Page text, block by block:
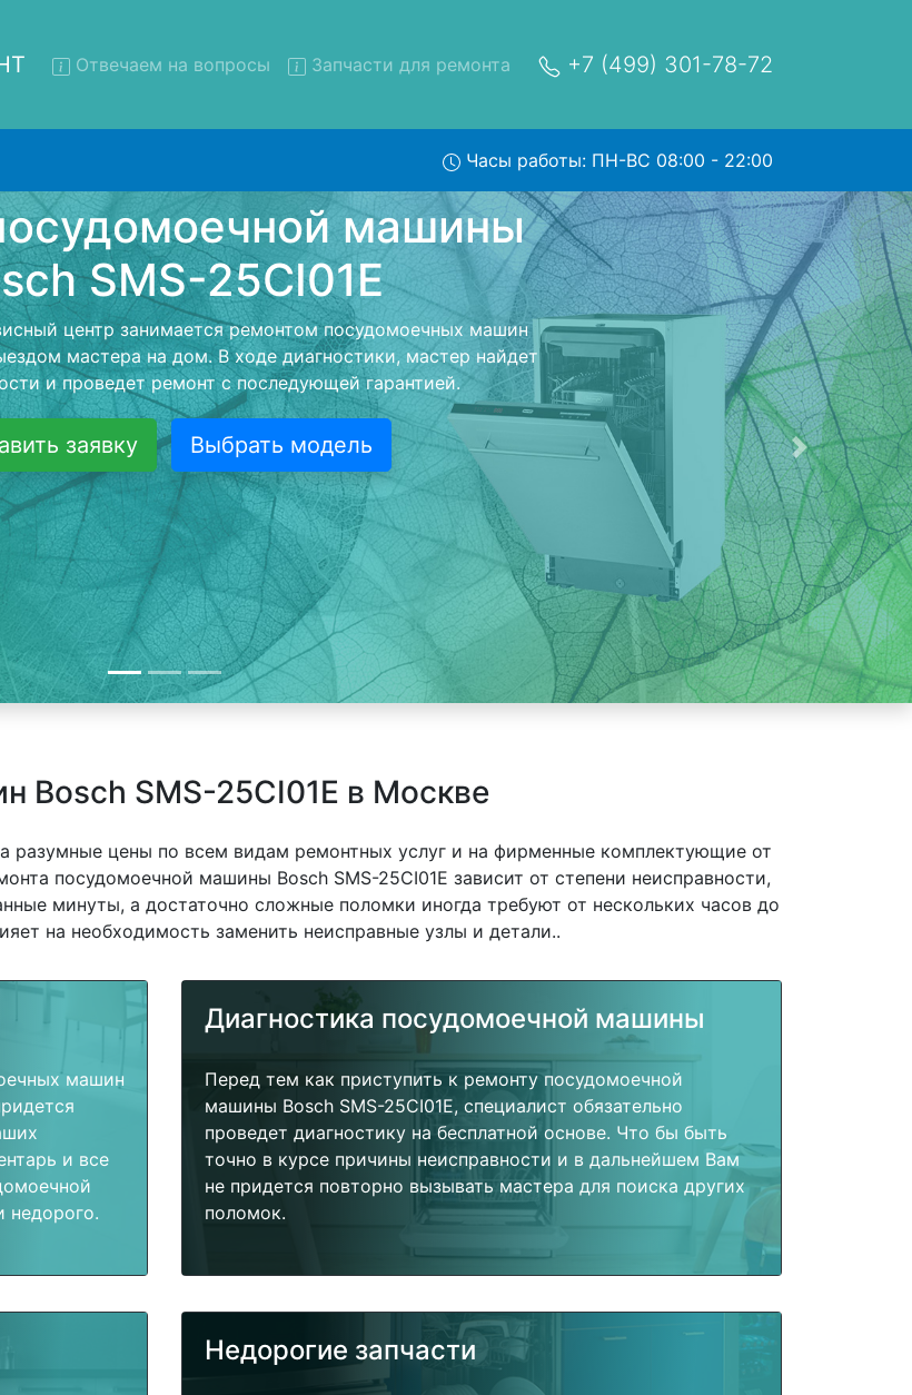
Отвечаем на вопросы Запчасти для ремонта +7 (499) 301-78-72
Часы работы: ПН-ВС 08:00 - 22:00
машин Bosch
с вывозом в сервис
Bosch SMS-25CI01E с вывозом в сервисный центр и
нашей бесплатной услуги, специалист заберет Вашу
дальнейшего более детального ремонта. Оговоренная
неизменно при возвращении видеотехники обратно.
заявку Выбрать модель
Следующая
Bosch SMS-25CI01E в Москве
разумные цены по всем видам ремонтных услуг и на фирменные комплектующие от
посудомоечной машины Bosch SMS-25CI01E зависит от степени неисправности,
минуты, а достаточно сложные поломки иногда требуют от нескольких часов до
на необходимость заменить неисправные узлы и детали..
машин
и все
недорого.
Диагностика посудомоечной машины
Перед тем как приступить к ремонту посудомоечной
машины Bosch SMS-25CI01E, специалист обязательно
проведет диагностику на бесплатной основе. Что бы быть
точно в курсе причины неисправности и в дальнейшем Вам
не придется повторно вызывать мастера для поиска других
поломок.
Недорогие запчасти